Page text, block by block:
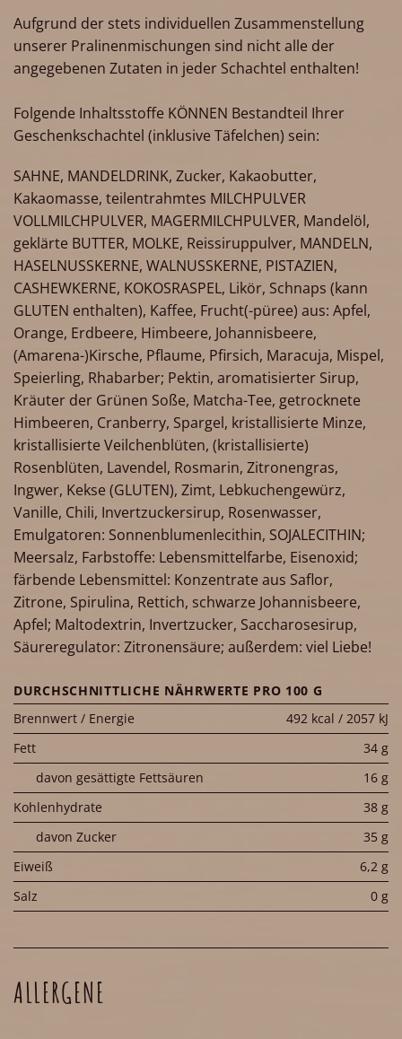
Aufgrund der stets individuellen Zusammenstellung
unserer Pralinenmischungen sind nicht alle der
angegebenen Zutaten in jeder Schachtel enthalten!
Folgende Inhaltsstoffe KÖNNEN Bestandteil Ihrer
Geschenkschachtel (inklusive Täfelchen) sein:
SAHNE, MANDELDRINK, Zucker, Kakaobutter,
Kakaomasse, teilentrahmtes MILCHPULVER
VOLLMILCHPULVER, MAGERMILCHPULVER, Mandelöl,
geklärte BUTTER, MOLKE, Reissiruppulver, MANDELN,
HASELNUSSKERNE, WALNUSSKERNE, PISTAZIEN,
CASHEWKERNE, KOKOSRASPEL, Likör, Schnaps (kann
GLUTEN enthalten), Kaffee, Frucht(-püree) aus: Apfel,
Orange, Erdbeere, Himbeere, Johannisbeere,
(Amarena-)Kirsche, Pflaume, Pfirsich, Maracuja, Mispel,
Speierling, Rhabarber; Pektin, aromatisierter Sirup,
Kräuter der Grünen Soße, Matcha-Tee, getrocknete
Himbeeren, Cranberry, Spargel, kristallisierte Minze,
kristallisierte Veilchenblüten, (kristallisierte)
Rosenblüten, Lavendel, Rosmarin, Zitronengras,
Ingwer, Kekse (GLUTEN), Zimt, Lebkuchengewürz,
Vanille, Chili, Invertzuckersirup, Rosenwasser,
Emulgatoren: Sonnenblumenlecithin, SOJALECITHIN;
Meersalz, Farbstoffe: Lebensmittelfarbe, Eisenoxid;
färbende Lebensmittel: Konzentrate aus Saflor,
Zitrone, Spirulina, Rettich, schwarze Johannisbeere,
Apfel; Maltodextrin, Invertzucker, Saccharosesirup,
Säureregulator: Zitronensäure; außerdem: viel Liebe!
DURCHSCHNITTLICHE NÄHRWERTE PRO 100 G
Brennwert / Energie
492 kcal / 2057 kJ
Fett
34 g
davon gesättigte Fettsäuren
16 g
Kohlenhydrate
38 g
davon Zucker
35 g
Eiweiß
6,2 g
Salz
0 g
ALLERGENE